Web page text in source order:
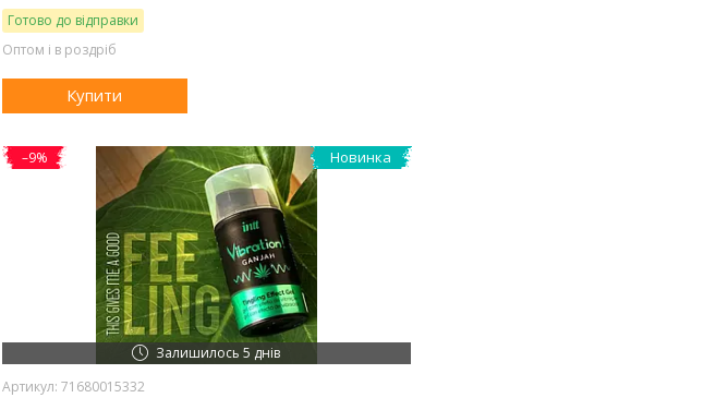
Готово до відправки
Оптом і в роздріб
Купити
–9%
Залишилось 5 днів
Новинка
71680015332